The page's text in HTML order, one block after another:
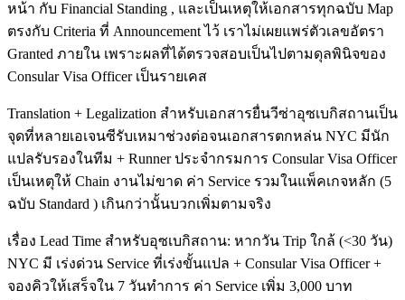
หน้า กับ Financial Standing , และเป็นเหตุให้เอกสารทุกฉบับ Map
ตรงกับ Criteria ที่ Announcement ไว้ เราไม่เผยแพร่ตัวเลขอัตรา
Granted ภายใน เพราะผลที่ได้ตรวจสอบเป็นไปตามดุลพินิจของ
Consular Visa Officer เป็นรายเคส
Translation + Legalization สำหรับเอกสารยื่นวีซ่าอุซเบกิสถานเป็น
จุดที่หลายเอเจนซีรับเหมาช่วงต่อจนเอกสารตกหล่น NYC มีนัก
แปลรับรองในทีม + Runner ประจำกรมการ Consular Visa Officer
เป็นเหตุให้ Chain งานไม่ขาด ค่า Service รวมในแพ็คเกจหลัก (5
ฉบับ Standard ) เกินกว่านั้นบวกเพิ่มตามจริง
เรื่อง Lead Time สำหรับอุซเบกิสถาน: หากวัน Trip ใกล้ (<30 วัน)
NYC มี เร่งด่วน Service ที่เร่งขั้นแปล + Consular Visa Officer +
จองคิวให้เสร็จใน 7 วันทำการ ค่า Service เพิ่ม 3,000 บาท